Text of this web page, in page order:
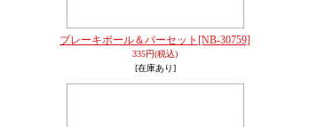
ブレーキポール＆バーセット [NB-30759]
335円(税込)
[在庫あり]